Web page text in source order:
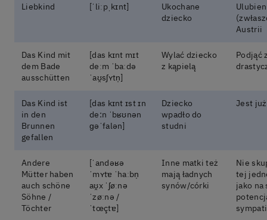
Liebkind [ˈliːpˌkɪnt]
Ukochane
dziecko
Austrii
Das Kind mit
dem Bade
ausschütten
[das kɪnt mɪt
deːm ˈbaːdə
ˈaʊ̯sʃʏtn̩]
Wylać dziecko
z kąpielą
Podjąć
Das Kind ist
in den
Brunnen
gefallen
[das kɪnt ɪst ɪn
de:n ˈbʁʊnən
ɡəˈfalən]
Dziecko
wpadło do
studni
Jest
Andere
Mütter haben
auch schöne
Söhne /
Töchter
[ˈandəʁə
ˈmʏtɐ ˈhaːbn̩
aʊ̯x ˈʃøːnə
ˈzøːnə /
ˈtœçtɐ]
Inne matki też
mają ładnych
synów/córki
Nie
tej
jako